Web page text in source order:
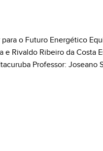
o Futuro Energético
e Rivaldo Ribeiro da Costa
Professor: Joseano